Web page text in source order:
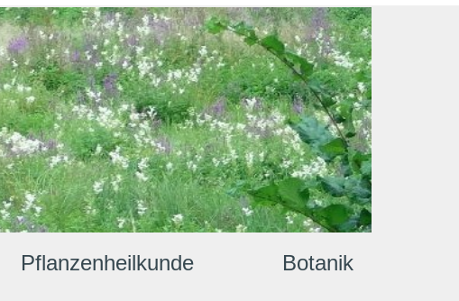
Pflanzenheilkunde              Botanik